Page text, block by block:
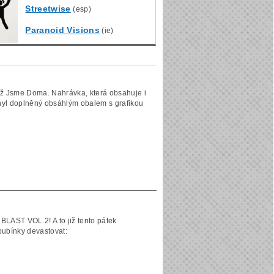
Streetwise (esp)
Paranoid Visions(ie)
Jsme Doma. Nahrávka, která obsahuje i
doplněný obsáhlým obalem s grafikou
VOL.2! A to již tento pátek
devastovat: